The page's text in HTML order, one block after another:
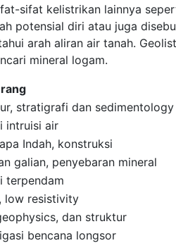
sifat kelistrikan lainnya
potensial diri atau juga
arah aliran air tanah.
mineral logam.
stratigrafi dan sedimentology
intruisi air
Indah, konstruksi
galian, penyebaran mineral
terpendam
low resistivity
dan struktur
bencana longsor